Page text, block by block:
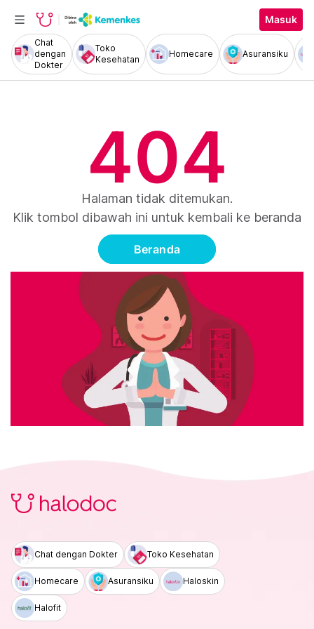
Masuk
Chat
dengan
Dokter
Toko
Kesehatan
Homecare Asuransiku
404
Halaman tidak ditemukan.
Klik tombol dibawah ini untuk kembali ke beranda
Beranda
Chat dengan Dokter Toko Kesehatan
Homecare Asuransiku Haloskin
Halofit